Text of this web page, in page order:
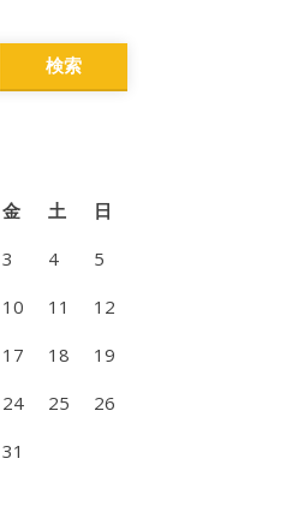
金 土
日
3 4
5
10 11
12
17 18
19
24 25
26
31